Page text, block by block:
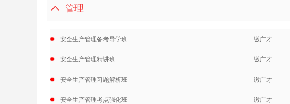
管理
安全生产管理备考导学班 缴广才
安全生产管理精讲班 缴广才
安全生产管理习题解析班 缴广才
安全生产管理考点强化班 缴广才